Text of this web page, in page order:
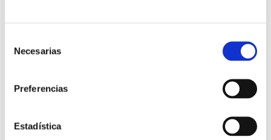
Necesarias
Preferencias
Estadística